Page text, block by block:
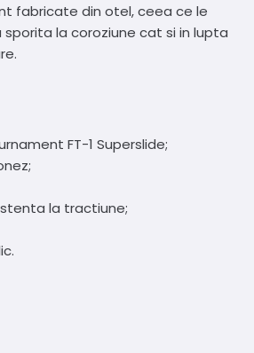
fabricate din otel, ceea ce le
la coroziune cat si in lupta
FT-1 Superslide;
la tractiune;